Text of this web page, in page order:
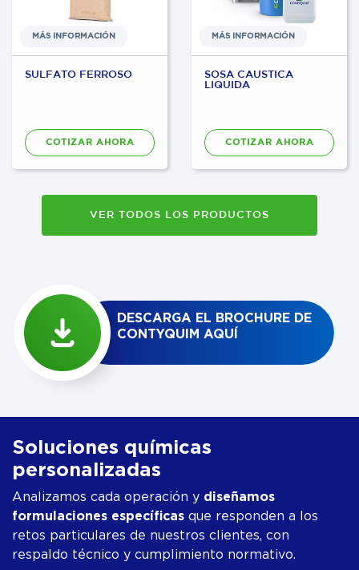
MÁS INFORMACIÓN
SULFATO FERROSO
COTIZAR AHORA
MÁS INFORMACIÓN
SOSA CAUSTICA
LIQUIDA
COTIZAR AHORA
VER TODOS LOS PRODUCTOS
DESCARGA EL BROCHURE DE
CONTYQUIM AQUÍ
Soluciones químicas
personalizadas
Analizamos cada operación y diseñamos
formulaciones específicas que responden a los
retos particulares de nuestros clientes, con
respaldo técnico y cumplimiento normativo.